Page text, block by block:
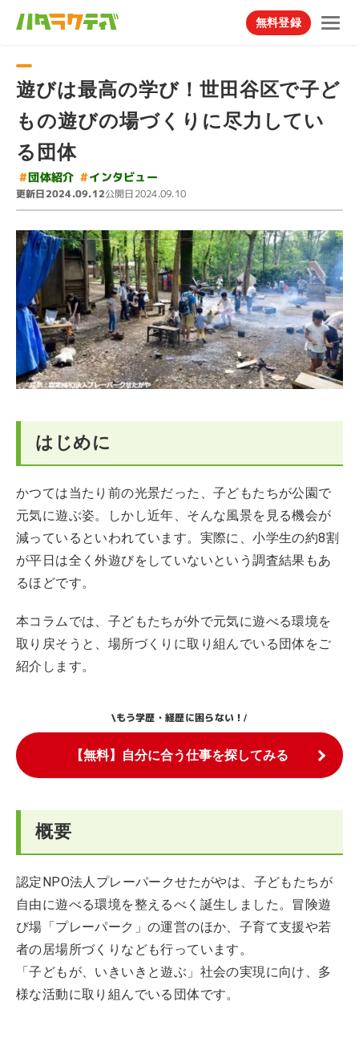
無料登録
遊びは最高の学び！世田谷区で子ど
もの遊びの場づくりに尽力してい
る団体
#団体紹介 #インタビュー
更新日2024.09.12公開日2024.09.10
はじめに
かつては当たり前の光景だった、子どもたちが公園で
元気に遊ぶ姿。しかし近年、そんな風景を見る機会が
減っているといわれています。実際に、小学生の約8割
が平日は全く外遊びをしていないという調査結果もあ
るほどです。
本コラムでは、子どもたちが外で元気に遊べる環境を
取り戻そうと、場所づくりに取り組んでいる団体をご
紹介します。
\もう学歴・経歴に困らない！/
【無料】自分に合う仕事を探してみる
概要
認定NPO法人プレーパークせたがやは、子どもたちが
自由に遊べる環境を整えるべく誕生しました。冒険遊
び場「プレーパーク」の運営のほか、子育て支援や若
者の居場所づくりなども行っています。
「子どもが、いきいきと遊ぶ」社会の実現に向け、多
様な活動に取り組んでいる団体です。